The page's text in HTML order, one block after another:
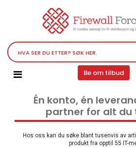
Be om tilbud
Nettverksutstyr
Service, støtteprogrammer og
Telefoner, PBX og VOIP
Programvare
Tilbehør
Lyd video og multimedia
Skjermer og projektorer
Én konto, én
partner for alt du
Hos oss kan du søke blant tusenvis av
produkt fra opptil 55 IT-